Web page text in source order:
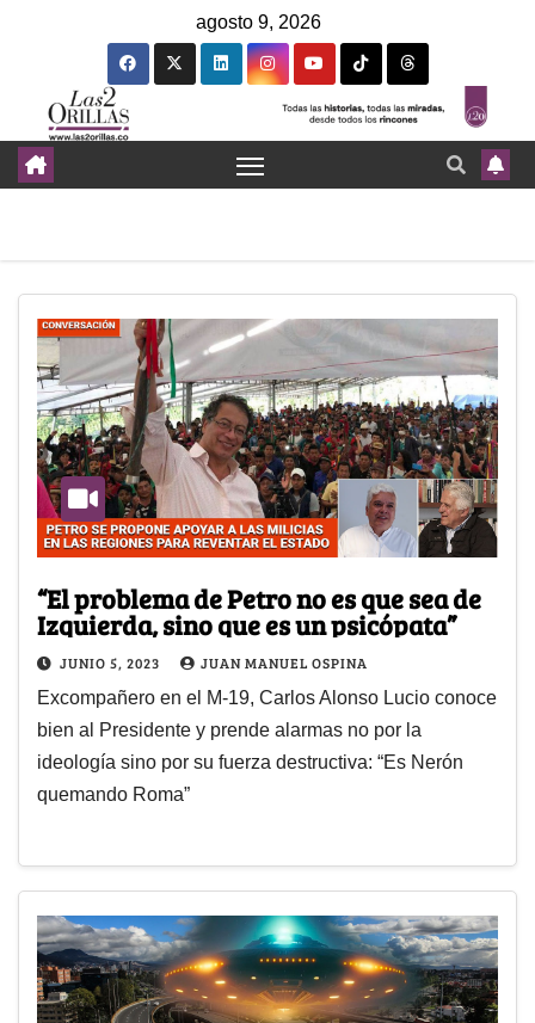
agosto 9, 2026
“El problema de Petro no es que sea de
Izquierda, sino que es un psicópata”
JUNIO 5, 2023 JUAN MANUEL OSPINA
Excompañero en el M-19, Carlos Alonso Lucio conoce
bien al Presidente y prende alarmas no por la
ideología sino por su fuerza destructiva: “Es Nerón
quemando Roma”